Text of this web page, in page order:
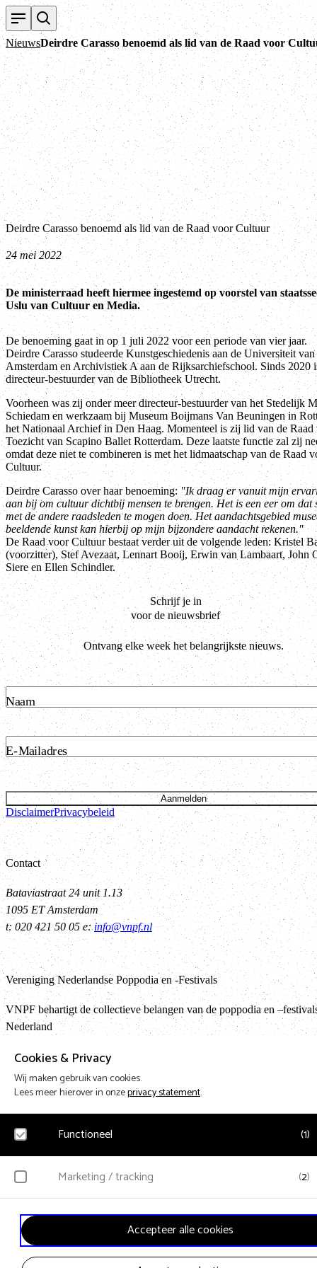
Cookies & Privacy
Wij maken gebruik van cookies.
Lees meer hierover in onzeprivacy statement.
Functioneel (1)
Noodzakelijk
functionele cookies geplaatst. Hierbij worden geen persoonsgegevens verzameld.
Marketing / tracking (2)
YouTube
Klikgedrag, bekeken video’s en aangepaste voorkeuren worden verzameld.
Bezoekersinformatie en gebruikersgedrag wordt gebruikt voor advertenties.
Accepteer alle cookies
NieuwsDeirdre Carasso benoemd als lid van de Raad voor
Deirdre Carasso benoemd als lid van de Raad voor Cultuur
24 mei 2022
De ministerraad heeft hiermee ingestemd op voorstel van
Uslu van Cultuur en Media.
De benoeming gaat in op 1 juli 2022 voor een periode van vier jaar.
Deirdre Carasso studeerde Kunstgeschiedenis aan de Universiteit van
Amsterdam en Archivistiek A aan de Rijksarchiefschool. Sinds 2020
directeur-bestuurder van de Bibliotheek Utrecht.
Voorheen was zij onder meer directeur-bestuurder van het Stedelijk
Schiedam en werkzaam bij Museum Boijmans Van Beuningen in
het Nationaal Archief in Den Haag. Momenteel is zij lid van de Raad
Toezicht van Scapino Ballet Rotterdam. Deze laatste functie zal zij
omdat deze niet te combineren is met het lidmaatschap van de Raad
Cultuur.
Deirdre Carasso over haar benoeming:"Ik draag er vanuit mijn
aan bij om cultuur dichtbij mensen te brengen. Het is een eer om dat
met de andere raadsleden te mogen doen. Het aandachtsgebied
beeldende kunst kan hierbij op mijn bijzondere aandacht rekenen."
De Raad voor Cultuur bestaat verder uit de volgende leden: Kristel
(voorzitter), Stef Avezaat, Lennart Booij, Erwin van Lambaart, John
Siere en Ellen Schindler.
Schrijf je in
voor de nieuwsbrief
Ontvang elke week het belangrijkste nieuws.
Naam
E-Mailadres
Aanmelden
DisclaimerPrivacybeleid
Contact
Bataviastraat 24 unit 1.13
1095 ET Amsterdam
t: 020 421 50 05 e:info@vnpf.nl
Vereniging Nederlandse Poppodia en -Festivals
VNPF behartigt de collectieve belangen van de poppodia en
Nederland
Design & Code by Eagerly